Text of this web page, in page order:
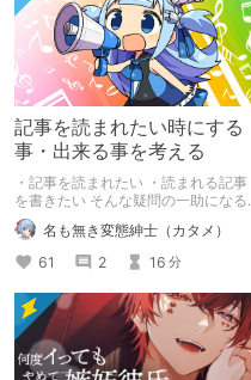
記事を読まれたい時にする
事・出来る事を考える
・記事を読まれたい ・読まれる記事
を書きたい そんな疑問の一助になる
かも知れないし、ならないかも知れな
いまとめです。 どっちだよ（自問自
答） ※6/10 追記 ※6/25 追記
名も無き変態紳士（カタメ）
61
2 16 分